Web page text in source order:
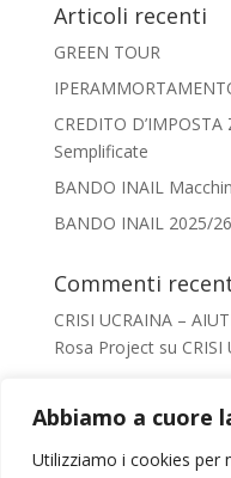
Abbiamo a cuore
Utilizziamo i cookies per
Articoli recenti
GREEN TOUR
CREDITO
Semplificate
BANDO INAIL
BANDO INAIL 2025/
Commenti
CRISI UCRAINA –
Rosa Projectsu CRISI
VADEMECUM